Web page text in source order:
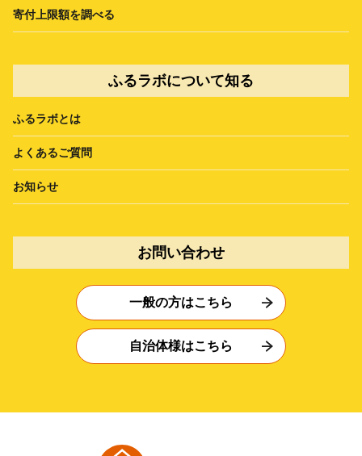
寄付上限額を調べる
ふるラボについて知る
ふるラボとは
よくあるご質問
お知らせ
お問い合わせ
一般の方はこちら
自治体様はこちら